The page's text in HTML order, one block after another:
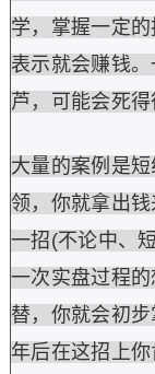
学，掌握一定
表示就会赚钱
芦，可能会死得
大量的案例是
领，你就拿出
一招(不论中、
一次实盘过程
替，你就会初
年后在这招上